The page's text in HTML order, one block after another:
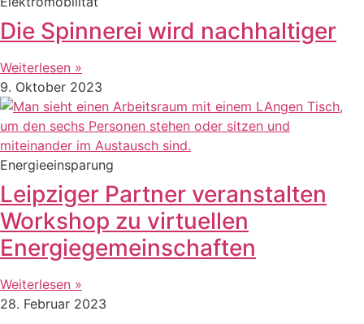
Die Spinnerei wird nachhaltiger
Weiterlesen »
9. Oktober 2023
Energieeinsparung
Leipziger Partner veranstalten
Workshop zu virtuellen
Energiegemeinschaften
Weiterlesen »
28. Februar 2023